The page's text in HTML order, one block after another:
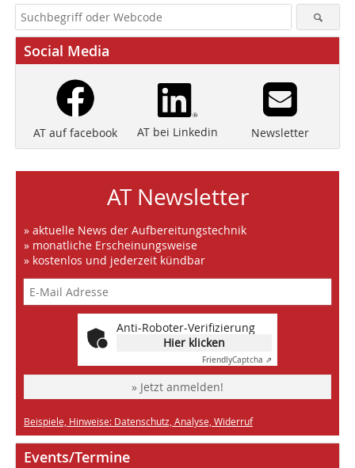
Social Media
AT auf facebook AT bei Linkedin Newsletter
AT Newsletter
» aktuelle News der Aufbereitungstechnik
» monatliche Erscheinungsweise
» kostenlos und jederzeit kündbar
Anti-Roboter-Verifizierung
Hier klicken
FriendlyCaptcha ⇗
» Jetzt anmelden!
Beispiele, Hinweise: Datenschutz, Analyse, Widerruf
Events/Termine